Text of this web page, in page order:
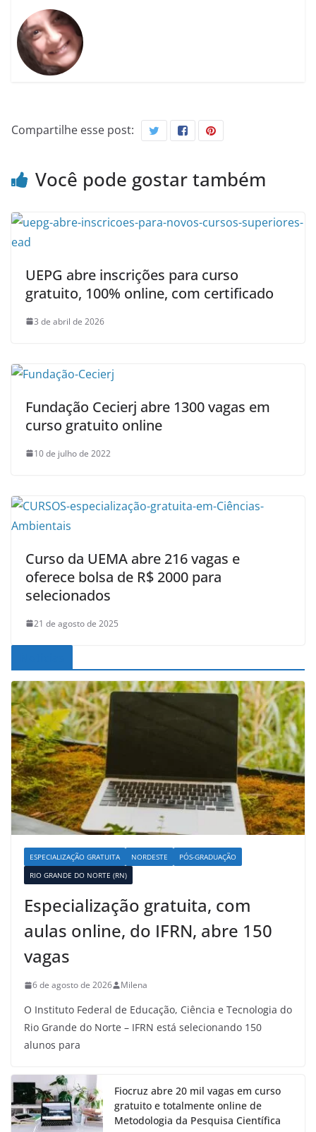
Compartilhe esse post:
Você pode gostar também
UEPG abre inscrições para curso
gratuito, 100% online, com certificado
3 de abril de 2026
Fundação Cecierj abre 1300 vagas em
curso gratuito online
10 de julho de 2022
Curso da UEMA abre 216 vagas e
oferece bolsa de R$ 2000 para
selecionados
21 de agosto de 2025
ESPECIALIZAÇÃO GRATUITA NORDESTE
PÓS-GRADUAÇÃO
RIO GRANDE DO NORTE (RN)
Especialização gratuita, com
aulas online, do IFRN, abre 150
vagas
6 de agosto de 2026 Milena
O Instituto Federal de Educação, Ciência e Tecnologia do
Rio Grande do Norte – IFRN está selecionando 150
alunos para
Fiocruz abre 20 mil vagas em curso
gratuito e totalmente online de
Metodologia da Pesquisa Científica